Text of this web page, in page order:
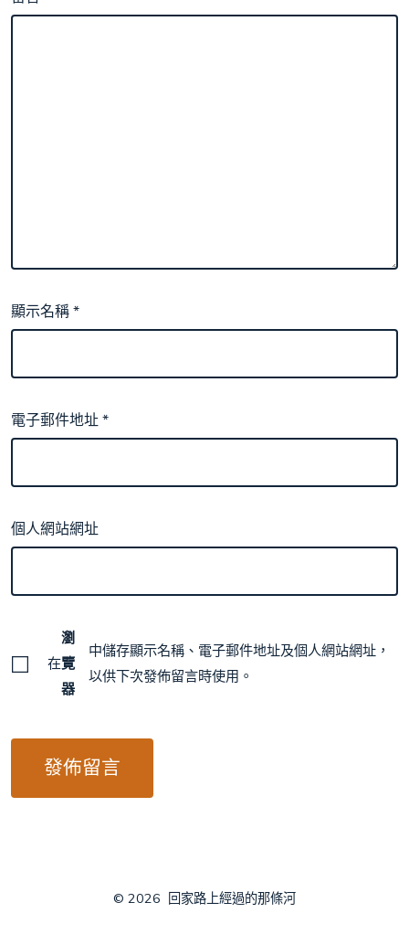
顯示名稱*
電子郵件地址*
個人網站網址
在
瀏
覽
器
中儲存顯示名稱、電子郵件地址及個人網站網址，
以供下次發佈留言時使用。
© 2026 回家路上經過的那條河